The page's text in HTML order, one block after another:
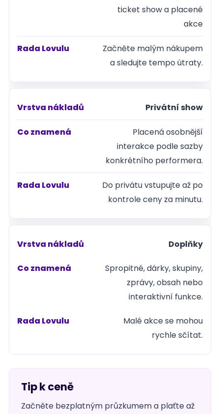
ticket show a placené
akce
Začněte malým nákupem
a sledujte tempo útraty.
Privátní show
Placená osobnější
interakce podle sazby
konkrétního performera.
Do privátu vstupujte až po
kontrole ceny za minutu.
Doplňky
Spropitné, dárky, skupiny,
zprávy, obsah nebo
interaktivní funkce.
Malé akce se mohou
rychle sčítat.
Tip k ceně
Začněte bezplatným průzkumem a plaťte až